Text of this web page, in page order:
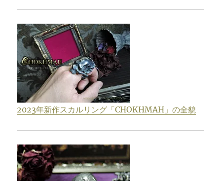
2023年新作スカルリング「CHOKHMAH」の全貌